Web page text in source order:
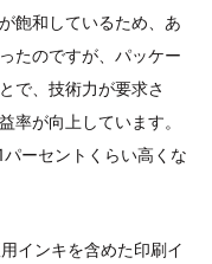
飽和しているため、あ
たのですが、パッケー
で、技術力が要求さ
率が向上しています。
ーセントくらい高くな
インキを含めた印刷イ